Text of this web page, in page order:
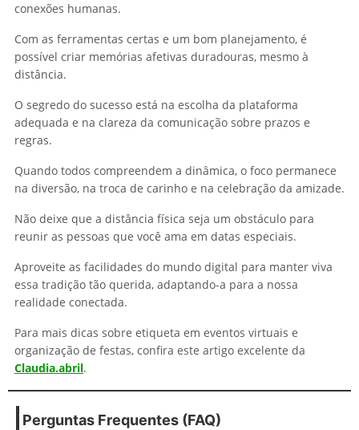
conexões humanas.
Com as ferramentas certas e um bom planejamento, é
possível criar memórias afetivas duradouras, mesmo à
distância.
O segredo do sucesso está na escolha da plataforma
adequada e na clareza da comunicação sobre prazos e
regras.
Quando todos compreendem a dinâmica, o foco permanece
na diversão, na troca de carinho e na celebração da amizade.
Não deixe que a distância física seja um obstáculo para
reunir as pessoas que você ama em datas especiais.
Aproveite as facilidades do mundo digital para manter viva
essa tradição tão querida, adaptando-a para a nossa
realidade conectada.
Para mais dicas sobre etiqueta em eventos virtuais e
organização de festas, confira este artigo excelente da
Claudia.abril.
Perguntas Frequentes (FAQ)